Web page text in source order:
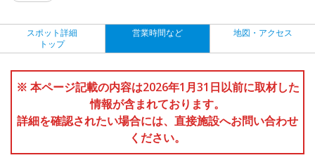
スポット詳細
トップ
営業時間など 地図・アクセス
※ 本ページ記載の内容は2026年1月31日以前に取材した
情報が含まれております。
詳細を確認されたい場合には、直接施設へお問い合わせ
ください。